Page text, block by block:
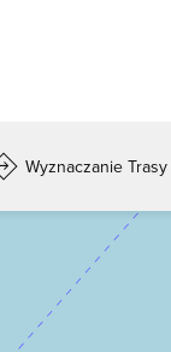
Wyznaczanie Trasy